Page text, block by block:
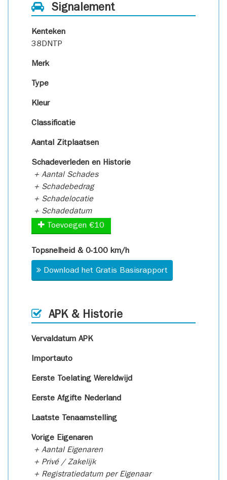
Signalement
Kenteken
38DNTP
Merk
Type
Kleur
Classificatie
Aantal Zitplaatsen
Schadeverleden en Historie
+ Aantal Schades
+ Schadebedrag
+ Schadelocatie
+ Schadedatum
Toevoegen €10
Topsnelheid & 0-100 km/h
Download het Gratis Basisrapport
APK & Historie
Vervaldatum APK
Importauto
Eerste Toelating Wereldwijd
Eerste Afgifte Nederland
Laatste Tenaamstelling
Vorige Eigenaren
+ Aantal Eigenaren
+ Privé / Zakelijk
+ Registratiedatum per Eigenaar